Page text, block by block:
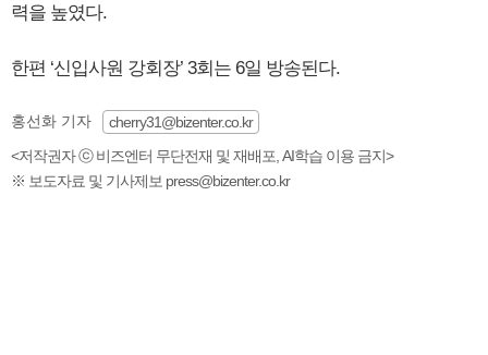
력을 높였다.
한편 ‘신입사원 강회장’ 3회는 6일 방송된다.
홍선화 기자
cherry31@bizenter.co.kr
<저작권자 ⓒ 비즈엔터 무단전재 및 재배포, AI학습 이용 금지>
※ 보도자료 및 기사제보 press@bizenter.co.kr